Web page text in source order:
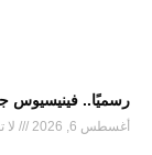
رسميًا.. فينيسيوس
أغسطس 6, 2026 لا